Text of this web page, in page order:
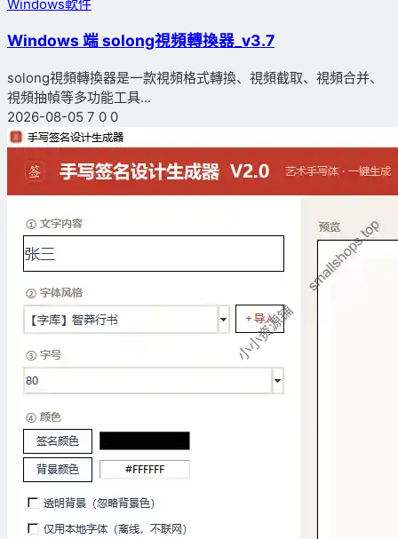
Windows軟件
Windows 端 solong視頻轉換器_v3.7
solong視頻轉換器是一款視頻格式轉換、視頻截取、視頻合并、
視頻抽幀等多功能工具...
2026-08-05 7 0 0